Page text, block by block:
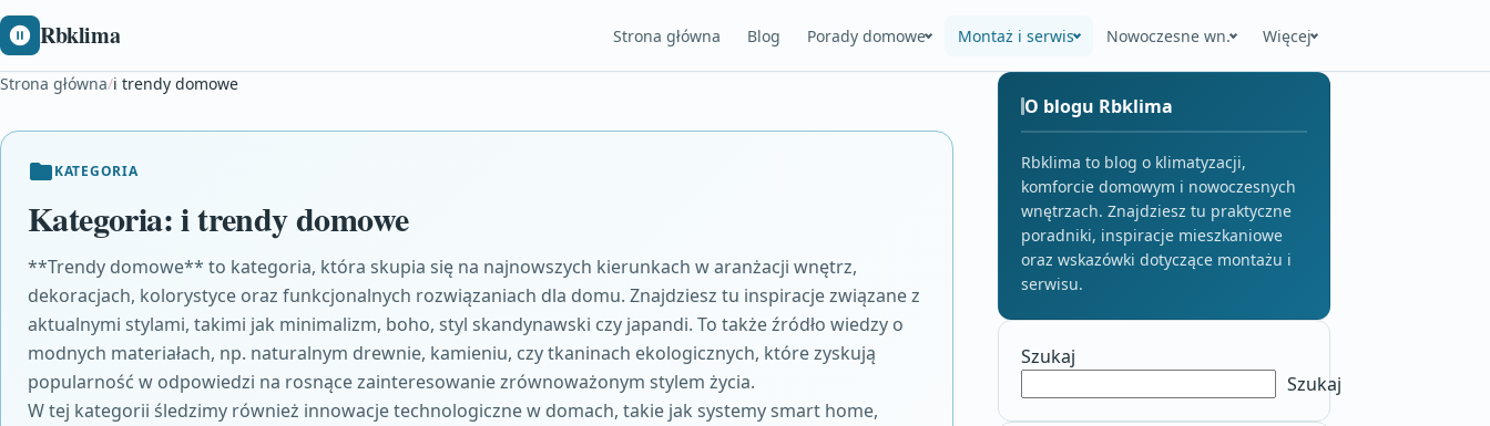
Rbklima Strona główna Blog Porady domowe Montaż i serwis Nowoczesne wn. Więcej
Strona główna/i trendy domowe
KATEGORIA
Kategoria:i trendy domowe
**Trendy domowe** to kategoria, która skupia się na najnowszych kierunkach w aranżacji wnętrz,
dekoracjach, kolorystyce oraz funkcjonalnych rozwiązaniach dla domu. Znajdziesz tu inspiracje związane z
aktualnymi stylami, takimi jak minimalizm, boho, styl skandynawski czy japandi. To także źródło wiedzy o
modnych materiałach, np. naturalnym drewnie, kamieniu, czy tkaninach ekologicznych, które zyskują
popularność w odpowiedzi na rosnące zainteresowanie zrównoważonym stylem życia.
W tej kategorii śledzimy również innowacje technologiczne w domach, takie jak systemy smart home,
O blogu Rbklima
Rbklima to blog o klimatyzacji,
komforcie domowym i nowoczesnych
wnętrzach. Znajdziesz tu praktyczne
poradniki, inspiracje mieszkaniowe
oraz wskazówki dotyczące montażu i
serwisu.
Szukaj
Szukaj